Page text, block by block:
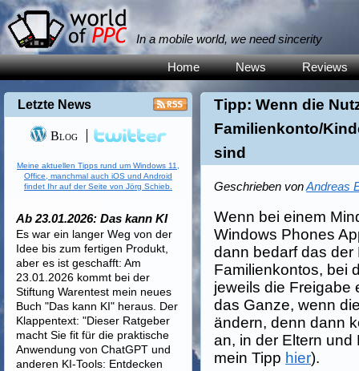
In a mobile world, we need sincerity
Home News Reviews
Tipp: Wenn die
Familienkonto/
sind
Geschrieben vonAndreas
Wenn bei einem
Windows Phones
dann bedarf das der
Familienkontos, bei
jeweils die Freigabe
das Ganze, wenn
ändern, denn dann
an, in der Eltern
mein Tipp hier).
Letzte News
Blog
Meine aktuellen Tipps rund um Windows 11,
Office, manchmal auch iOS und Android
findet Ihr auf der Seite von Jörg Schieb.
Ab 23.01.2026: Das kann KI
Es war ein langer Weg von der
Idee bis zum fertigen Produkt,
aber es ist geschafft: Am
23.01.2026 kommt bei der
Stiftung Warentest mein neues
Buch "Das kann KI" heraus. Der
Klappentext: "Dieser Ratgeber
macht Sie fit für die praktische
Anwendung von ChatGPT und
anderen KI-Tools: Entdecken